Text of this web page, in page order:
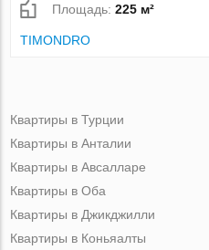
Площадь:225 м²
TIMONDRO
Квартиры в Турции
Квартиры в Анталии
Квартиры в Авсалларе
Квартиры в Оба
Квартиры в Джикджилли
Квартиры в Коньяалты